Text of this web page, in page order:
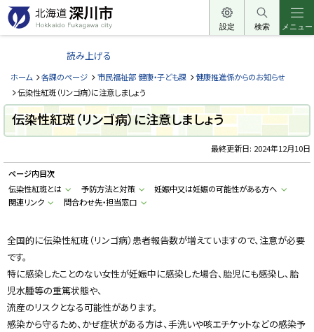
本
文
へ
ー
北
道
深
川
市
H
k
a
d
o
a
g
a
w
a
c
i
t
y
設定 検索 メニュー
読み上げる
ホーム 各課のページ 市民福祉部 健康・子ども課
健康推進係からのお知らせ
伝染性紅斑（リンゴ病）に注意しましょう
伝染性紅斑（リンゴ病）に注意しましょう
最終更新日: 2024年12月10日
ページ内目次
伝染性紅斑とは
予防方法と対策
妊娠中又は妊娠の可能性がある方へ
関連リンク
問合わせ先・担当窓口
全国的に伝染性紅斑（リンゴ病）患者報告数が増えていますので、注意が必要
です。
特に感染したことのない女性が妊娠中に感染した場合、胎児にも感染し、胎
児水腫等の重篤状態や、
流産のリスクとなる可能性があります。
感染から守るため、かぜ症状がある方は、手洗いや咳エチケットなどの感染予